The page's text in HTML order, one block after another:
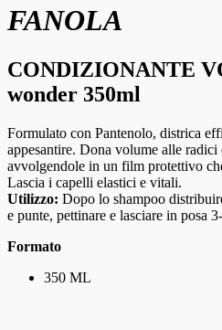
FANOLA
CONDIZIONANTE
wonder 350ml
Formulato con Pantenolo, districa
appesantire. Dona volume alle
avvolgendole in un film protettivo
Lascia i capelli elastici e vitali.
Utilizzo: Dopo lo shampoo
e punte, pettinare e lasciare in posa
Formato
350 ML